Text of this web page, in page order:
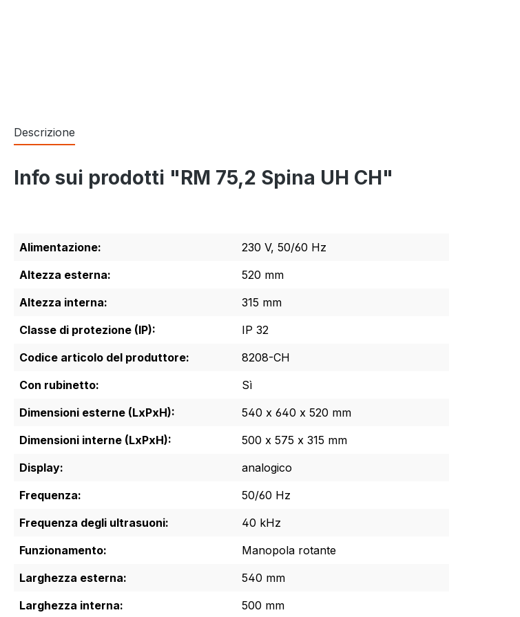
Descrizione
Info sui prodotti "RM 75,2 Spina UH CH"
Alimentazione:
230 V, 50/60 Hz
Altezza esterna:
520 mm
Altezza interna:
315 mm
Classe di protezione (IP):
IP 32
Codice articolo del produttore:
8208-CH
Con rubinetto:
Sì
Dimensioni esterne (LxPxH):
540 x 640 x 520 mm
Dimensioni interne (LxPxH):
500 x 575 x 315 mm
Display:
analogico
Frequenza:
50/60 Hz
Frequenza degli ultrasuoni:
40 kHz
Funzionamento:
Manopola rotante
Larghezza esterna:
540 mm
Larghezza interna:
500 mm